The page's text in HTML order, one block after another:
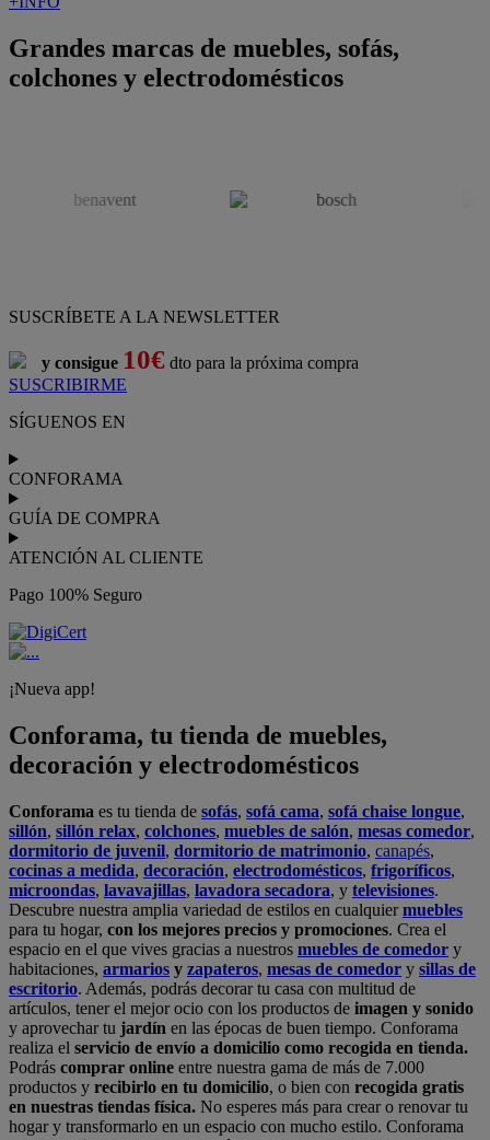
Grandes marcas de muebles, sofás,
colchones y electrodomésticos
SUSCRÍBETE A LA NEWSLETTER
y consigue 10€ dto para la próxima compra
SUSCRIBIRME
SÍGUENOS EN
CONFORAMA
GUÍA DE COMPRA
ATENCIÓN AL CLIENTE
Pago 100% Seguro
¡Nueva app!
Conforama, tu tienda de muebles,
decoración y electrodomésticos
Conforama es tu tienda de sofás, sofá cama, sofá chaise longue,
sillón, sillón relax, colchones, muebles de salón, mesas comedor,
dormitorio de juvenil, dormitorio de matrimonio, canapés,
cocinas a medida, decoración, electrodomésticos, frigoríficos,
microondas, lavavajillas, lavadora secadora, y televisiones.
Descubre nuestra amplia variedad de estilos en cualquiermuebles
para tu hogar, con los mejores precios y promociones. Crea el
espacio en el que vives gracias a nuestros muebles de comedor y
habitaciones, armarios y zapateros, mesas de comedor y sillas de
escritorio. Además, podrás decorar tu casa con multitud de
artículos, tener el mejor ocio con los productos de imagen y sonido
y aprovechar tu jardín en las épocas de buen tiempo. Conforama
realiza el servicio de envío a domicilio como recogida en tienda.
Podrás comprar online entre nuestra gama de más de 7.000
productos y recibirlo en tu domicilio, o bien con recogida gratis
en nuestras tiendas física. No esperes más para crear o renovar tu
hogar y transformarlo en un espacio con mucho estilo. Conforama